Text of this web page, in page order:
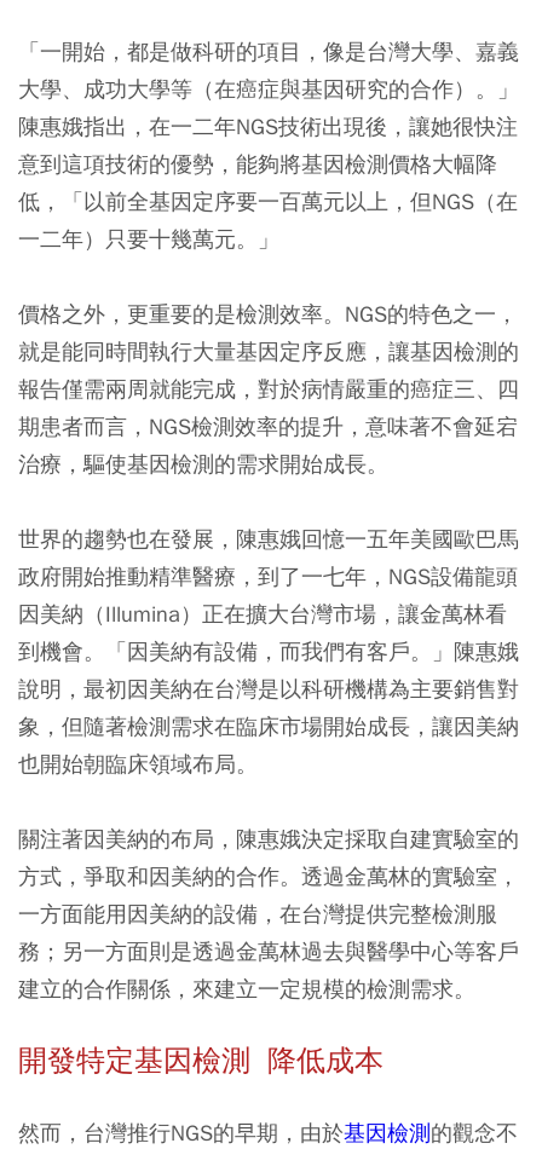
「一開始，都是做科研的項目，像是台灣大學、嘉義
大學、成功大學等（在癌症與基因研究的合作）。」
陳惠娥指出，在一二年NGS技術出現後，讓她很快注
意到這項技術的優勢，能夠將基因檢測價格大幅降
低，「以前全基因定序要一百萬元以上，但NGS（在
一二年）只要十幾萬元。」
價格之外，更重要的是檢測效率。NGS的特色之一，
就是能同時間執行大量基因定序反應，讓基因檢測的
報告僅需兩周就能完成，對於病情嚴重的癌症三、四
期患者而言，NGS檢測效率的提升，意味著不會延宕
治療，驅使基因檢測的需求開始成長。
世界的趨勢也在發展，陳惠娥回憶一五年美國歐巴馬
政府開始推動精準醫療，到了一七年，NGS設備龍頭
因美納（Illumina）正在擴大台灣市場，讓金萬林看
到機會。「因美納有設備，而我們有客戶。」陳惠娥
說明，最初因美納在台灣是以科研機構為主要銷售對
象，但隨著檢測需求在臨床市場開始成長，讓因美納
也開始朝臨床領域布局。
關注著因美納的布局，陳惠娥決定採取自建實驗室的
方式，爭取和因美納的合作。透過金萬林的實驗室，
一方面能用因美納的設備，在台灣提供完整檢測服
務；另一方面則是透過金萬林過去與醫學中心等客戶
建立的合作關係，來建立一定規模的檢測需求。
開發特定基因檢測 降低成本
然而，台灣推行NGS的早期，由於基因檢測的觀念不